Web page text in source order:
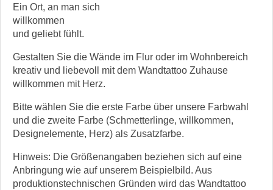
Ein Ort, an man sich
willkommen
und geliebt fühlt.
Gestalten Sie die Wände im Flur oder im Wohnbereich
kreativ und liebevoll mit dem Wandtattoo Zuhause
willkommen mit Herz.
Bitte wählen Sie die erste Farbe über unsere Farbwahl
und die zweite Farbe (Schmetterlinge, willkommen,
Designelemente, Herz) als Zusatzfarbe.
Hinweis: Die Größenangaben beziehen sich auf eine
Anbringung wie auf unserem Beispielbild. Aus
produktionstechnischen Gründen wird das Wandtattoo